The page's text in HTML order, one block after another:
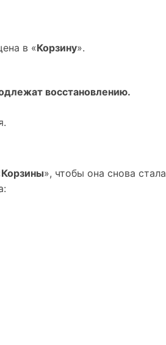
в «Корзину».
восстановлению.
Корзины», чтобы она снова стала